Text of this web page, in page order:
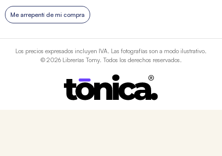
Me arrepentí de mi compra
Los precios expresados incluyen IVA. Las fotografías son a modo ilustrativo.
© 2026 Librerías Tomy. Todos los derechos reservados.